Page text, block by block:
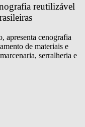
reutilizável
apresenta cenografia
de materiais e
serralheria e